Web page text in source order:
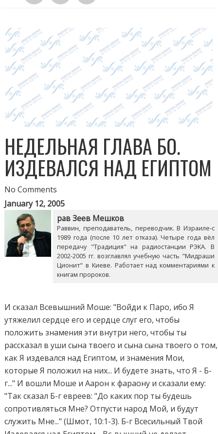
НЕДЕЛЬНАЯ ГЛАВА БО.
ИЗДЕВАЛСЯ НАД ЕГИПТОМ
No Comments
January 12, 2005
рав Зеев Мешков
Раввин, преподаватель, переводчик. В Израиле-с
1989 года (после 10 лет отказа). Четыре года вёл
передачу "Традиция" на радиостанции РЭКА. В
2002-2005 гг. возглавлял учебную часть "Мидраши
Ционит" в Киеве. Работает над комментариями к
книгам пророков.
И сказал Всевышний Моше: "Войди к Паро, ибо Я
утяжелил сердце его и сердце слуг его, чтобы
положить знамения эти внутри него, чтобы ты
рассказал в уши сына твоего и сына сына твоего о том,
как Я издевался над Египтом, и знамения Мои,
которые Я положил на них... И будете знать, что Я - Б-
г..." И вошли Моше и Аарон к фараону и сказали ему:
"Так сказал Б-г евреев: "До каких пор ты будешь
сопротивляться Мне? Отпусти народ Мой, и будут
служить Мне..." (Шмот, 10:1-3). Б-г Всесильный Твой